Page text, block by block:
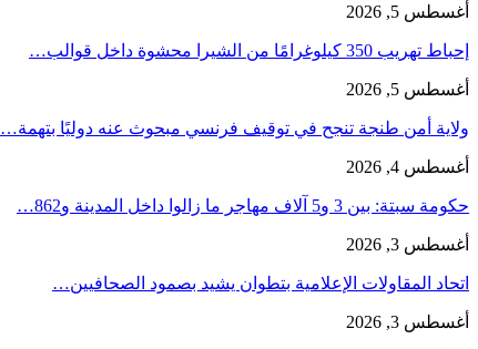
أغسطس 5, 2026
إحباط تهريب 350 كيلوغرامًا من الشيرا محشوة داخل قوالب…
أغسطس 5, 2026
ولاية أمن طنجة تنجح في توقيف فرنسي مبحوث عنه دوليًا بتهمة…
أغسطس 4, 2026
حكومة سبتة: بين 3 و5 آلاف مهاجر ما زالوا داخل المدينة و862…
أغسطس 3, 2026
اتحاد المقاولات الإعلامية بتطوان يشيد بصمود الصحافيين…
أغسطس 3, 2026